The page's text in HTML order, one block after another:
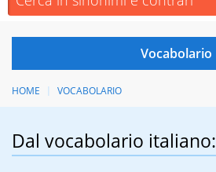
HOME VOCABOLARIO
Dal vocabolario italiano: